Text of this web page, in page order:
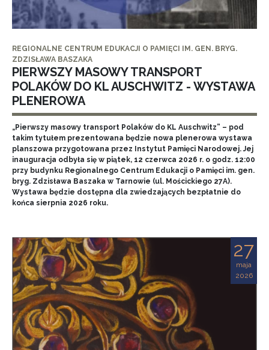
REGIONALNE CENTRUM EDUKACJI O PAMIĘCI IM. GEN. BRYG.
ZDZISŁAWA BASZAKA
PIERWSZY MASOWY TRANSPORT
POLAKÓW DO KL AUSCHWITZ - WYSTAWA
PLENEROWA
„Pierwszy masowy transport Polaków do KL Auschwitz” – pod
takim tytułem prezentowana będzie nowa plenerowa wystawa
planszowa przygotowana przez Instytut Pamięci Narodowej. Jej
inauguracja odbyła się w piątek, 12 czerwca 2026 r. o godz. 12:00
przy budynku Regionalnego Centrum Edukacji o Pamięci im. gen.
bryg. Zdzisława Baszaka w Tarnowie (ul. Mościckiego 27A).
Wystawa będzie dostępna dla zwiedzających bezpłatnie do
końca sierpnia 2026 roku.
27
maja
2026